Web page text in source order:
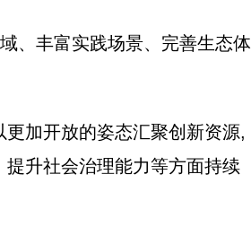
、丰富实践场景、完善生态体
加开放的姿态汇聚创新资源,
升社会治理能力等方面持续